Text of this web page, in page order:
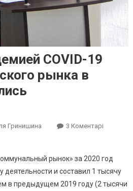
COVID-19
рынка в
Гринишина 3 КоментаріДо
С
COVID-
рынок» за 2020 год
деятельности и составил 1 тысячу
в предыдущем 2019 году (2 тысячи